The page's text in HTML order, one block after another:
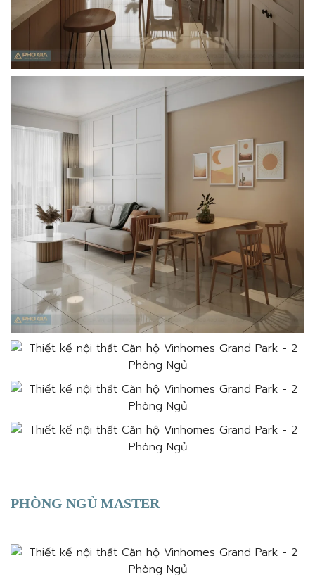
PHÒNG NGỦ MASTER